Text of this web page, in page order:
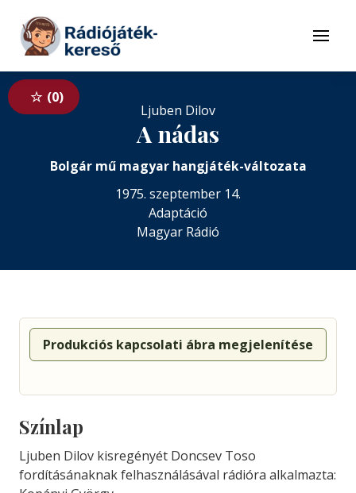
Tovább a tartalomhoz
Menü
0
Ljuben Dilov
A nádas
Bolgár mű magyar hangjáték-változata
1975. szeptember 14.
Adaptáció
Magyar Rádió
Produkciós kapcsolati ábra megjelenítése
Színlap
Ljuben Dilov kisregényét Doncsev Toso
fordításánaknak felhasználásával rádióra alkalmazta: